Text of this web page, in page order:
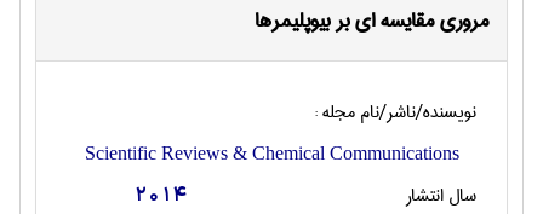
مروری مقایسه ای بر بیوپلیمرها
نویسنده/ناشر/نام مجله :
Scientific Reviews & Chemical Communications
سال انتشار 2014